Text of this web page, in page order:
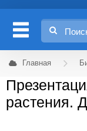
Главная
растения.